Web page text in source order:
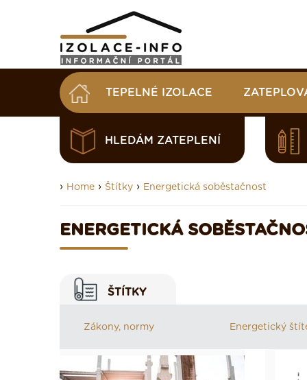
TEPELNÉ IZOLACE
HLEDÁM ZATEPLENÍ
› Home › Štítky › Energetická soběstačnost
ENERGETICKÁ
ŠTÍTKY
Zákony, normy Energetický